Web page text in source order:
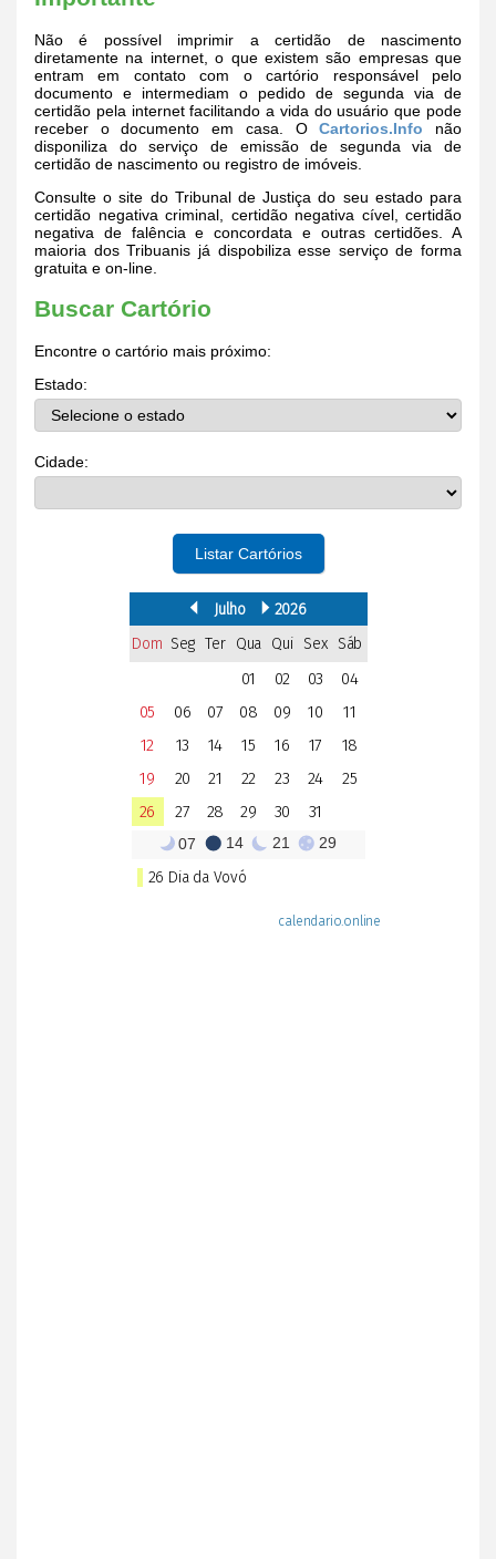
Não é possível imprimir a certidão de nascimento
diretamente na internet, o que existem são empresas que
entram em contato com o cartório responsável pelo
documento e intermediam o pedido de segunda via de
certidão pela internet facilitando a vida do usuário que pode
receber o documento em casa. OCartorios.Info não
disponiliza do serviço de emissão de segunda via de
certidão de nascimento ou registro de imóveis.
Consulte o site do Tribunal de Justiça do seu estado para
certidão negativa criminal, certidão negativa cível, certidão
negativa de falência e concordata e outras certidões. A
maioria dos Tribuanis já dispobiliza esse serviço de forma
gratuita e on-line.
Buscar Cartório
Encontre o cartório mais próximo:
Estado:
Cidade:
Listar Cartórios